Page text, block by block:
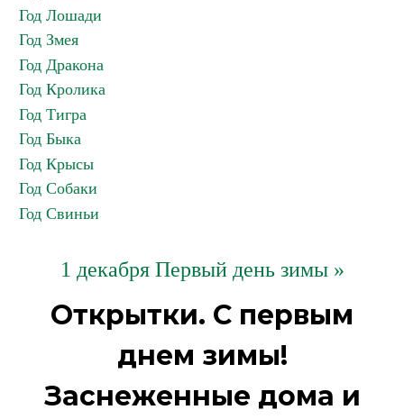
Год Лошади
Год Змея
Год Дракона
Год Кролика
Год Тигра
Год Быка
Год Крысы
Год Собаки
Год Свиньи
1 декабря Первый день зимы »
Открытки. С первым
днем зимы!
Заснеженные дома и